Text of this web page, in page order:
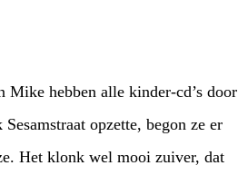
Mike hebben alle kinder-cd’s door
opzette, begon ze er
Het klonk wel mooi zuiver, dat